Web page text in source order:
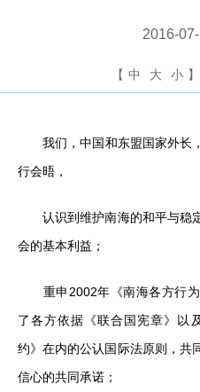
2016-
【 中 大 小 】
我们，中国和东盟国家外长
行会晤，
认识到维护南海的和平与稳
会的基本利益；
重申2002年《南海各方行为
了各方依据《联合国宪章》以
约》在内的公认国际法原则，共
信心的共同承诺；